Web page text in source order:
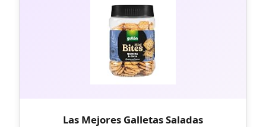
Las Mejores Galletas Saladas